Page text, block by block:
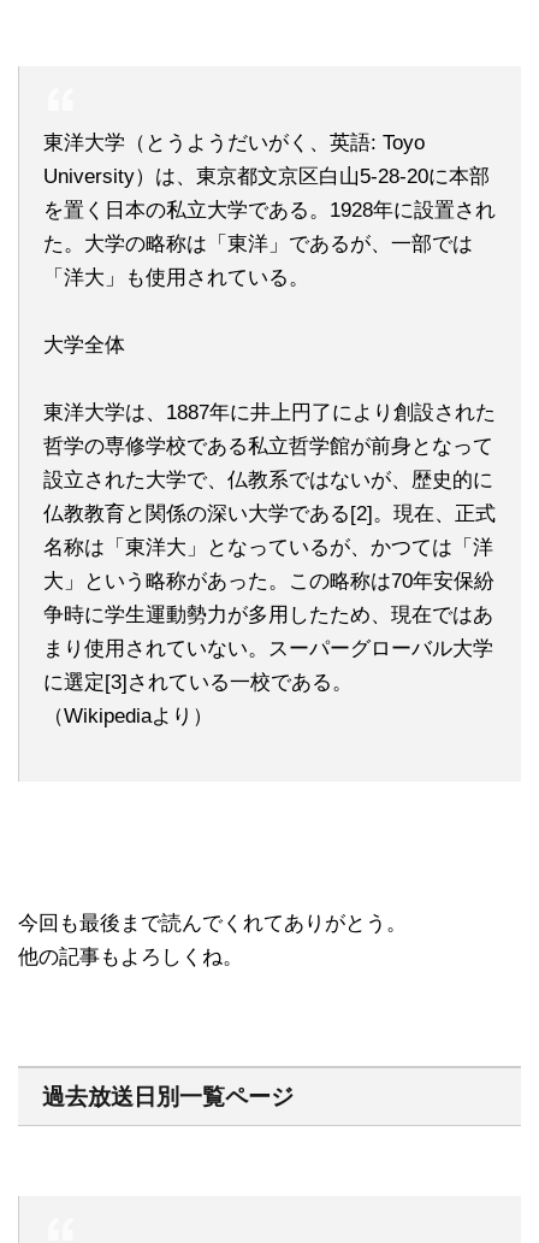
東洋大学（とうようだいがく、英語: Toyo
University）は、東京都文京区白山5-28-20に本部
を置く日本の私立大学である。1928年に設置され
た。大学の略称は「東洋」であるが、一部では
「洋大」も使用されている。
大学全体
東洋大学は、1887年に井上円了により創設された
哲学の専修学校である私立哲学館が前身となって
設立された大学で、仏教系ではないが、歴史的に
仏教教育と関係の深い大学である[2]。現在、正式
名称は「東洋大」となっているが、かつては「洋
大」という略称があった。この略称は70年安保紛
争時に学生運動勢力が多用したため、現在ではあ
まり使用されていない。スーパーグローバル大学
に選定[3]されている一校である。
（Wikipediaより）
今回も最後まで読んでくれてありがとう。
他の記事もよろしくね。
過去放送日別一覧ページ